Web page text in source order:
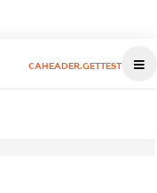
CAHEADER.GETTEST